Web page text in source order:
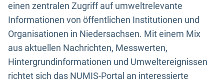
einen zentralen Zugriff auf umweltrelevante
Informationen von öffentlichen Institutionen und
Organisationen in Niedersachsen. Mit einem Mix
aus aktuellen Nachrichten, Messwerten,
Hintergrundinformationen und Umweltereignissen
richtet sich das NUMIS-Portal an interessierte